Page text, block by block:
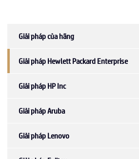
Giải pháp của hãng
Giải pháp Hewlett Packard Enterprise
Giải pháp HP Inc
Giải pháp Aruba
Giải pháp Lenovo